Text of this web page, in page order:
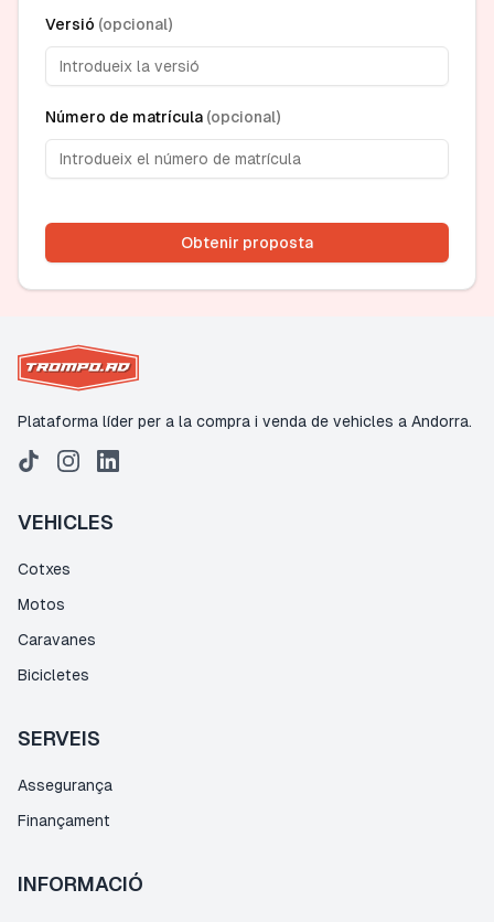
Versió (opcional)
Número de matrícula (opcional)
Obtenir proposta
Plataforma líder per a la compra i venda de vehicles a Andorra.
VEHICLES
Cotxes
Motos
Caravanes
Bicicletes
SERVEIS
Assegurança
Finançament
INFORMACIÓ